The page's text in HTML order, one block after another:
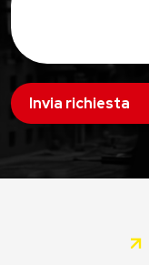
Invia richiesta